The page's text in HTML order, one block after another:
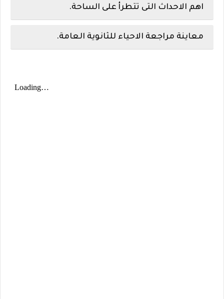
اهم الاحداث التى تتطرأ على الساحة.
معاينة مراجعة الاحياء للثانوية العامة.